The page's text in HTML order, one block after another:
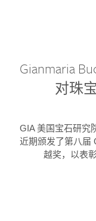
Gianmaria
对珠
GIA 美国宝石研究
近期颁发了第八届
越奖，以表